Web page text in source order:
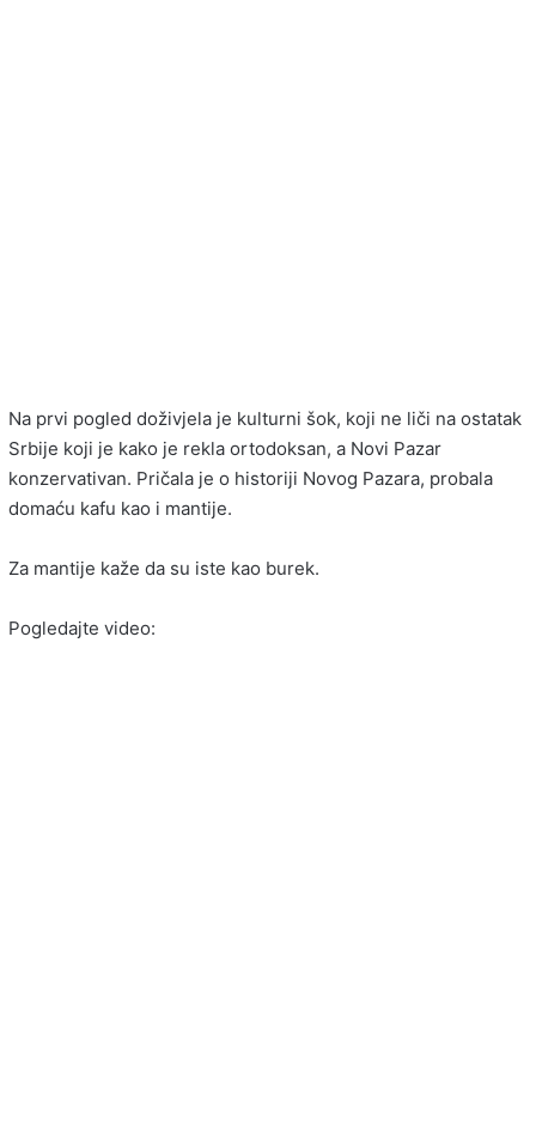
Na prvi pogled doživjela je kulturni šok, koji ne liči na ostatak
Srbije koji je kako je rekla ortodoksan, a Novi Pazar
konzervativan. Pričala je o historiji Novog Pazara, probala
domaću kafu kao i mantije.
Za mantije kaže da su iste kao burek.
Pogledajte video: